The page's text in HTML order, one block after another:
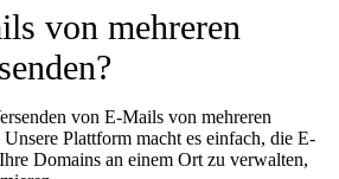
von mehreren
von E-Mails von mehreren
Plattform macht es einfach, die E-
Domains an einem Ort zu verwalten,